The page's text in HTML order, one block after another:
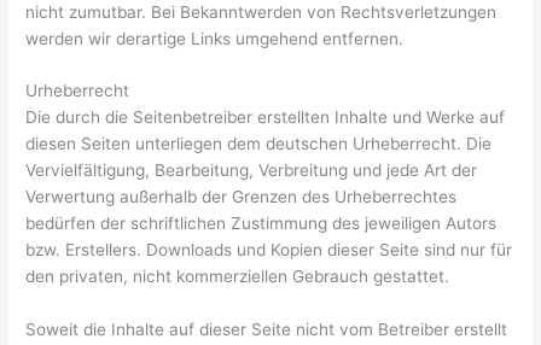
nicht zumutbar. Bei Bekanntwerden von Rechtsverletzungen
werden wir derartige Links umgehend entfernen.
Urheberrecht
Die durch die Seitenbetreiber erstellten Inhalte und Werke auf
diesen Seiten unterliegen dem deutschen Urheberrecht. Die
Vervielfältigung, Bearbeitung, Verbreitung und jede Art der
Verwertung außerhalb der Grenzen des Urheberrechtes
bedürfen der schriftlichen Zustimmung des jeweiligen Autors
bzw. Erstellers. Downloads und Kopien dieser Seite sind nur für
den privaten, nicht kommerziellen Gebrauch gestattet.
Soweit die Inhalte auf dieser Seite nicht vom Betreiber erstellt